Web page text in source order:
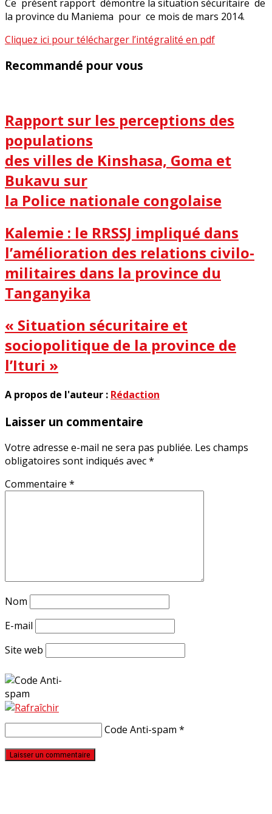
Ce présent rapport démontre la situation sécuritaire de
la province du Maniema pour ce mois de mars 2014.
Cliquez ici pour télécharger l’intégralité en pdf
Recommandé pour vous
Rapport sur les perceptions des
populations
des villes de Kinshasa, Goma et
Bukavu sur
la Police nationale congolaise
Kalemie : le RRSSJ impliqué dans
l’amélioration des relations civilo-
militaires dans la province du
Tanganyika
« Situation sécuritaire et
sociopolitique de la province de
l’Ituri »
A propos de l'auteur : Rédaction
Laisser un commentaire
Votre adresse e-mail ne sera pas publiée. Les champs
obligatoires sont indiqués avec*
Commentaire *
Nom
E-mail
Site web
Code Anti-spam *